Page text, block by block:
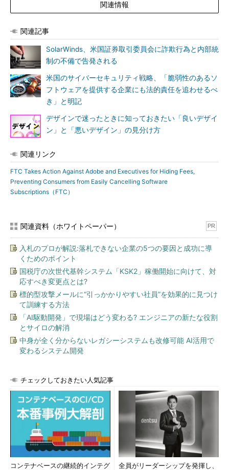
関連情報
関連記事
SolarWinds、米国証券取引委員会に詐欺行為と内部統
制の不備で告発される
米国のサイバーセキュリティ戦略、「脆弱性のあるソ
フトウェアを提供する企業にも法的責任を追わせるべ
き」と明記
デザインで迷ったときに知っておきたい「良いデザイ
ン」と「悪いデザイン」の見分け方
関連リンク
FTC Takes Action Against Adobe and Executives for Hiding Fees,
Preventing Consumers from Easily Cancelling Software
Subscriptions（FTC）
関連資料（ホワイトペーパー） PR
入札のプロが解説:落札できない企業の5つの要因と成功に導
くためのポイント
国税庁の次世代基幹システム「KSK2」稼働開始に向けて、対
応すべき変更点とは?
標的型攻撃メールに“引っかかりやすい社員”を効果的に見つけ
て訓練する方法
「AI駆動開発」で現場はどう変わる? エンジニアの新たな役割
とサイロの解消
中身が全く分からないレガシーシステムも改修可能 AI活用で
変わるシステム開発
チェックしておきたい人気記事
コンテナベースの継続的インテグ 全員がリーダーシップを発揮し、